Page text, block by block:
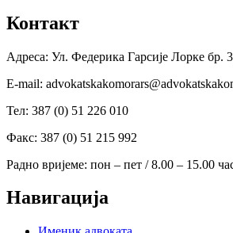
Контакт
Адреса: Ул. Федерика Гарсије Лорке бр.
Е-mail:
Тел: 387 (0) 51 226 010
Факс: 387 (0) 51 215 992
Радно вријеме: пон – пет / 8.00 – 15.00
Навигација